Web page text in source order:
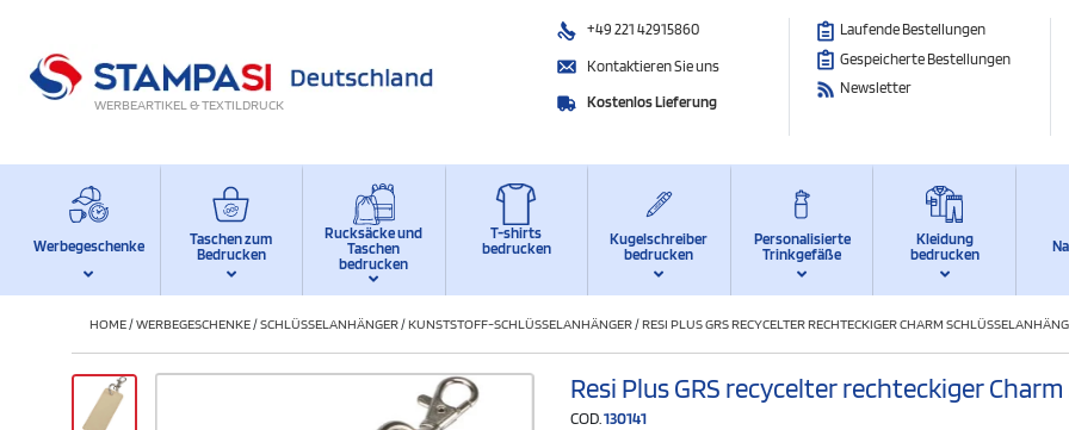
WERBEARTIKEL & TEXTILDRUCK
+49 221 42915860
Kontaktieren Sie uns
Kostenlos Lieferung
Laufende Bestellungen
Gespeicherte Bestellungen
Newsletter
Werbegeschenke
Taschen zum
Bedrucken
Rucksäcke und
Taschen
bedrucken
T-shirts
bedrucken
Kugelschreiber
bedrucken
Personalisierte
Trinkgefäße
Kleidung
bedrucken
HOME/WERBEGESCHENKE/SCHLÜSSELANHÄNGER/KUNSTSTOFF-SCHLÜSSELANHÄNGER/RESI PLUS GRS RECYCELTER RECHTECKIGER CHARM
Resi Plus GRS recycelter rechteckiger
COD.130141